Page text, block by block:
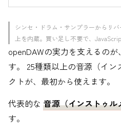
シンセ・ドラム・サンプラーからリ
上を内蔵。買い足し不要で、
openDAWの実力を支えるのが、
す。 25種類以上の音源（イ
クトが、最初から使えます。
代表的な 音源（インストゥル
す。